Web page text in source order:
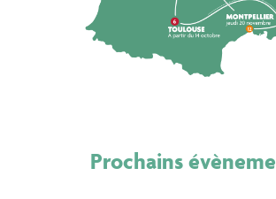
Prochains